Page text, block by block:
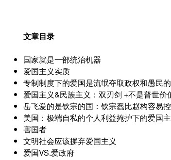
文”
文章目录
国家就是一部统治机器
爱国主义实质
专制制度下的爱国是流氓夺取政权和愚民
爱国主义&民族主义：双刃剑 +不是普世价
岳飞爱的是钦宗的国：钦宗蠢比赵构容易
美国：极端自私的个人利益掩护下的爱国
害国者
文明社会应该摒弃爱国主义
爱国VS.爱政府